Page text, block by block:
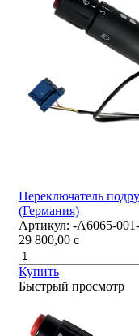
Переключатель
(Германия)
Артикул: -A6065-
29 800,00 c
Купить
Быстрый просмотр